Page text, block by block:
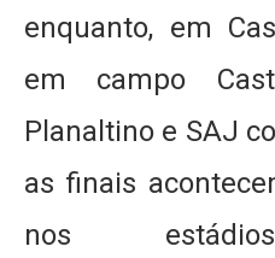
enquanto, em
em campo
Planaltino e SAJ
as finais
nos